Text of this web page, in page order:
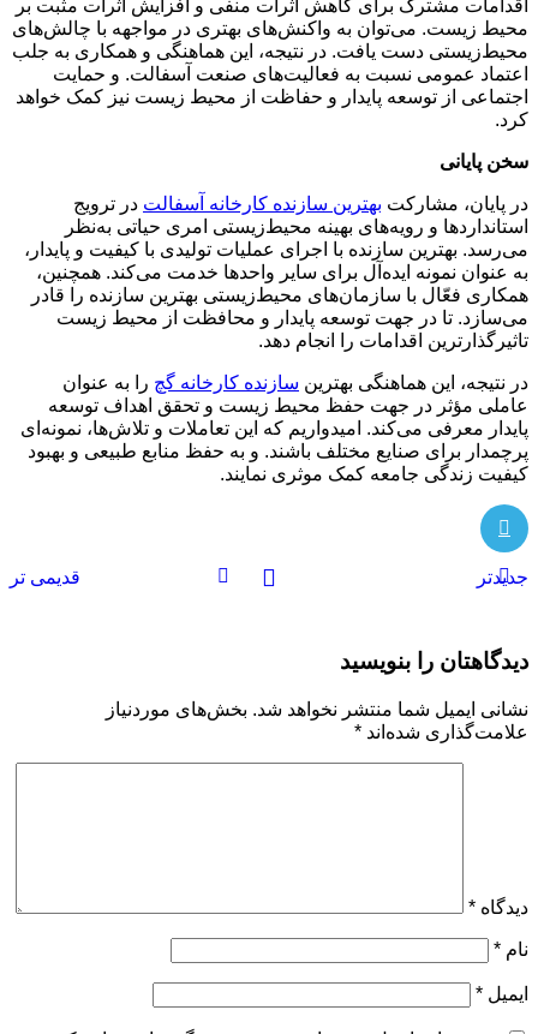
اقدامات مشترک برای کاهش اثرات منفی و افزایش اثرات مثبت بر
محیط زیست. می‌توان به واکنش‌های بهتری در مواجهه با چالش‌های
محیط‌زیستی دست یافت. در نتیجه، این هماهنگی و همکاری به جلب
اعتماد عمومی نسبت به فعالیت‌های صنعت آسفالت. و حمایت
اجتماعی از توسعه پایدار و حفاظت از محیط زیست نیز کمک خواهد
کرد.
سخن پایانی
در پایان، مشارکت بهترین سازنده کارخانه آسفالت در ترویج
استانداردها و رویه‌های بهینه محیط‌زیستی امری حیاتی به‌نظر
می‌رسد. بهترین سازنده با اجرای عملیات تولیدی با کیفیت و پایدار،
به عنوان نمونه ایده‌آل برای سایر واحدها خدمت می‌کند. همچنین،
همکاری فعّال با سازمان‌های محیط‌زیستی بهترین سازنده را قادر
می‌سازد. تا در جهت توسعه پایدار و محافظت از محیط زیست
تاثیرگذارترین اقدامات را انجام دهد.
در نتیجه، این هماهنگی بهترین سازنده کارخانه گچ را به عنوان
عاملی مؤثر در جهت حفظ محیط زیست و تحقق اهداف توسعه
پایدار معرفی می‌کند. امیدواریم که این تعاملات و تلاش‌ها، نمونه‌ای
پرچمدار برای صنایع مختلف باشند. و به حفظ منابع طبیعی و بهبود
کیفیت زندگی جامعه کمک موثری نمایند.
جدیدتر قدیمی تر
دیدگاهتان را بنویسید
نشانی ایمیل شما منتشر نخواهد شد. بخش‌های موردنیاز
علامت‌گذاری شده‌اند *
دیدگاه *
نام *
ایمیل *